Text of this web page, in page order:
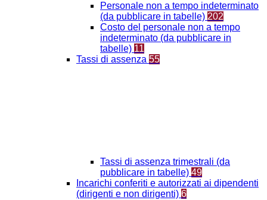
Personale non a tempo indeterminato
(da pubblicare in tabelle) 202
Costo del personale non a tempo
indeterminato (da pubblicare in
tabelle) 11
Tassi di assenza 55
Tassi di assenza trimestrali (da
pubblicare in tabelle) 49
Incarichi conferiti e autorizzati ai dipendenti
(dirigenti e non dirigenti) 6